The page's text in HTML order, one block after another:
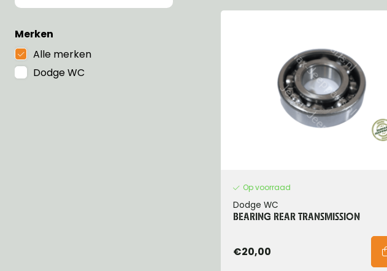
Group 14 - Steering
Group 16 - Springs & Shocks
Group 17 - Hood-Fenders Group 22 Miscellaneous Accessoiries
Group 13 Wheels, Hubs & Drums
Group 16 Springs & Shocks
Group 17 Body
Group 22 Miscellaneous
Group 18 Winch
Merken
Alle merken
Dodge WC
Op voorraad
Dodge WC
BEARING REAR TRANSMISSION
€20,00